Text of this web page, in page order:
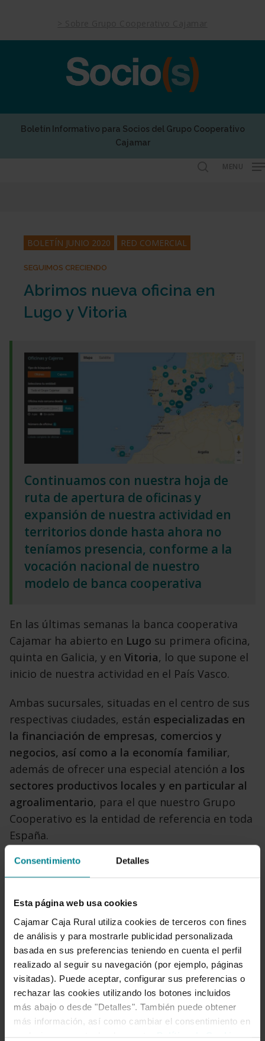
Consentimiento Detalles
Esta página web usa cookies
Cajamar Caja Rural utiliza cookies de terceros con fines
de análisis y para mostrarle publicidad personalizada
basada en sus preferencias teniendo en cuenta el perfil
realizado al seguir su navegación (por ejemplo, páginas
visitadas). Puede aceptar, configurar sus preferencias o
rechazar las cookies utilizando los botones incluidos
más abajo o desde "Detalles". También puede obtener
más información, así como cambiar el consentimiento en
main
Boletín Informativo para Socios del Grupo Cooperativo
Cajamar
MENU
BOLETÍN JUNIO 2020 RED COMERCIAL
SEGUIMOS CRECIENDO
Abrimos nueva oficina en
Lugo y Vitoria
Continuamos con nuestra hoja de
ruta de apertura de oficinas y
expansión de nuestra actividad en
territorios donde hasta ahora no
teníamos presencia, conforme a la
vocación nacional de nuestro
modelo de banca cooperativa
En las últimas semanas la banca cooperativa
Cajamar ha abierto en Lugo su primera oficina,
quinta en Galicia, y en Vitoria, lo que supone el
inicio de nuestra actividad en el País Vasco.
Ambas sucursales, situadas en el centro de sus
respectivas ciudades, están especializadas en
la financiación de empresas, comercios y
negocios, así como a la economía familiar,
además de ofrecer una especial atención a los
sectores productivos locales y en particular al
agroalimentario, para el que nuestro Grupo
Cooperativo es la entidad de referencia en toda
España.